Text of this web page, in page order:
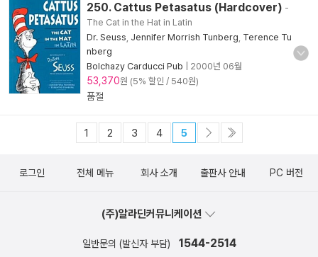
250. Cattus Petasatus (Hardcover) -
The Cat in the Hat in Latin
Dr. Seuss Jennifer Morrish Tunberg Terence Tu
nberg
Bolchazy Carducci Pub
2000년 06월
53,370원 (5% 할인 / 540원)
품절
1 2 3 4 5
로그인 전체 메뉴 회사 소개 출판사 안내 PC 버전
(주)알라딘커뮤니케이션
일반문의 (발신자 부담) 1544-2514